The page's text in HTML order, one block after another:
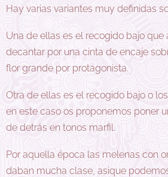
Hay varias variantes muy definidas
Una de ellas es el recogido bajo que
decantar por una cinta de encaje
flor grande por protagonista.
Otra de ellas es el recogido bajo o
en este caso os proponemos poner
de detrás en tonos marfil.
Por aquella época las melenas con
daban mucha clase, asique